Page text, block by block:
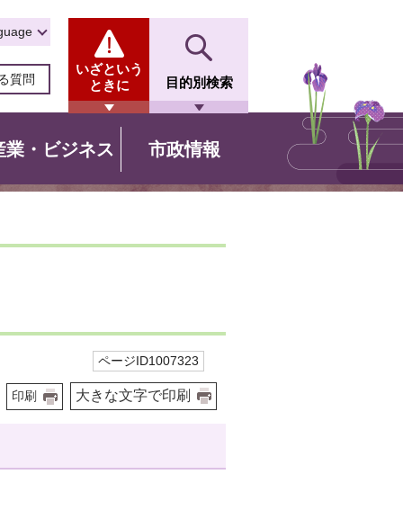
質問
いざという
ときに
目的別検索
業・ビジネス 市政情報
ページID1007323
印刷 大きな文字で印刷